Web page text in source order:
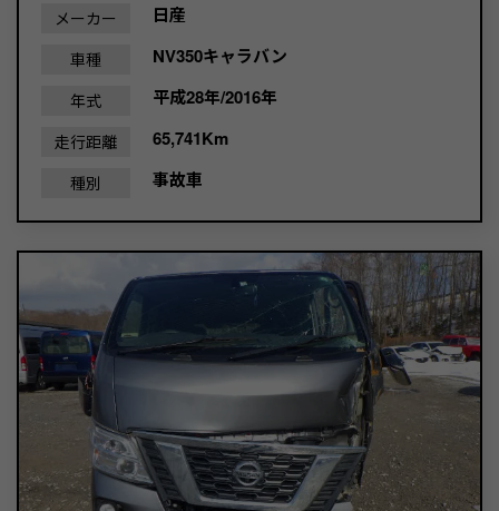
メーカー 日産
車種 NV350キャラバン
年式 平成28年/2016年
走行距離 65,741Km
種別 事故車